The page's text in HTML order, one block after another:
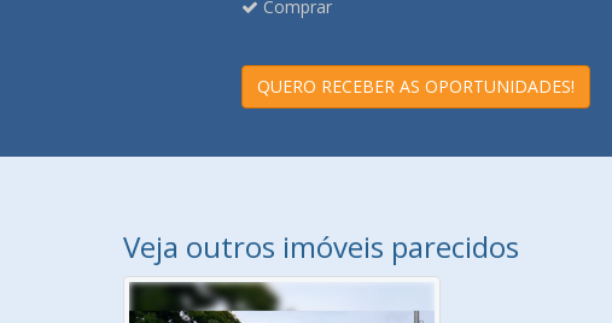
Comprar
QUERO RECEBER AS OPORTUNIDADES!
Veja outros imóveis parecidos